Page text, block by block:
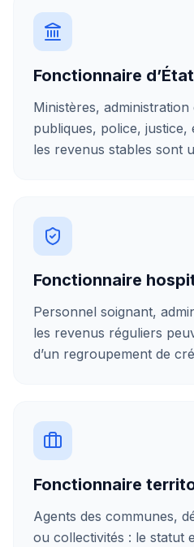
Fonctionnaire d’État
Ministères,
publiques, police, justice,
les revenus stables sont
Fonctionnaire
Personnel soignant,
les revenus réguliers
d’un regroupement de
Fonctionnaire
Agents des communes,
ou collectivités : le statut